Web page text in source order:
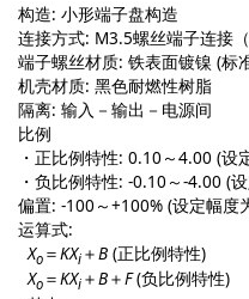
构造: 小形端子盘构造
连接方式: M3.5螺丝端子连接
端子螺丝材质: 铁表面镀镍 (标
机壳材质: 黑色耐燃性树脂
隔离: 输入－输出－电源间
比例
・正比例特性: 0.10～4.00 (设
・负比例特性: -0.10～-4.00 (
偏置: -100～+100% (设定幅度
运算式:
Xo ＝KXi ＋B (正比例特性)
Xo ＝KXi ＋B＋F(负比例特性)